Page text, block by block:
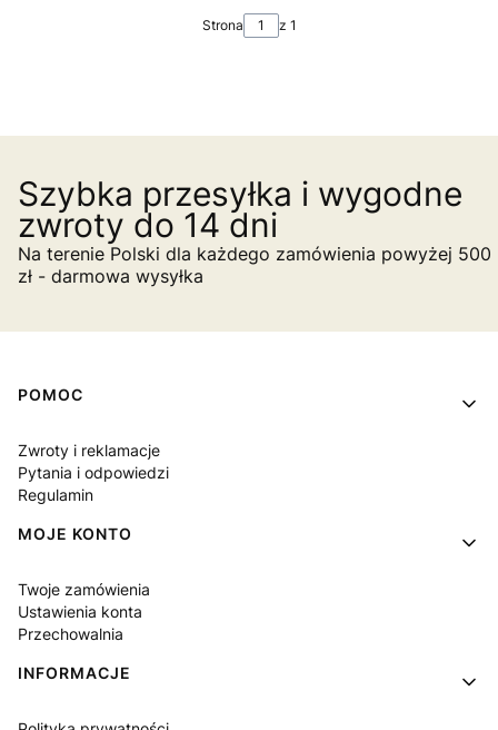
Strona z 1
Szybka przesyłka i wygodne
zwroty do 14 dni
Na terenie Polski dla każdego zamówienia powyżej 500
zł - darmowa wysyłka
Linki w stopce
POMOC
Zwroty i reklamacje
Pytania i odpowiedzi
Regulamin
MOJE KONTO
Twoje zamówienia
Ustawienia konta
Przechowalnia
INFORMACJE